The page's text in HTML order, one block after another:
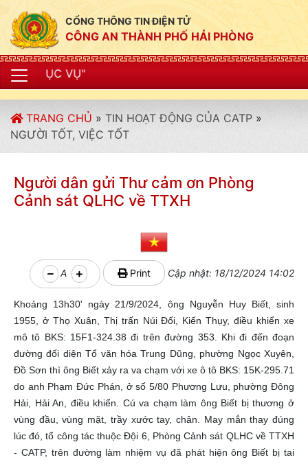
CỔNG THÔNG TIN ĐIỆN TỬ
CÔNG AN THÀNH PHỐ HẢI PHÒNG
TRANG CHỦ » TIN HOẠT ĐỘNG CỦA CATP »
NGƯỜI TỐT, VIỆC TỐT
Người dân gửi Thư cảm ơn Phòng
Cảnh sát QLHC về TTXH
A Print Cập nhật: 18/12/2024 14:02
Khoảng 13h30' ngày 21/9/2024, ông Nguyễn Huy Biết, sinh
1955, ở Thọ Xuân, Thị trấn Núi Đối, Kiến Thụy, điều khiển xe
mô tô BKS: 15F1-324.38 đi trên đường 353. Khi đi đến đoạn
đường đối diện Tổ văn hóa Trung Dũng, phường Ngọc Xuyên,
Đồ Sơn thì ông Biết xảy ra va chạm với xe ô tô BKS: 15K-295.71
do anh Phạm Đức Phán, ở số 5/80 Phương Lưu, phường Đông
Hải, Hải An, điều khiển. Cú va chạm làm ông Biết bị thương ở
vùng đầu, vùng mặt, trầy xước tay, chân. May mắn thay đúng
lúc đó, tổ công tác thuộc Đội 6, Phòng Cảnh sát QLHC về TTXH
- CATP, trên đường làm nhiệm vụ đã phát hiện ông Biết bị tai